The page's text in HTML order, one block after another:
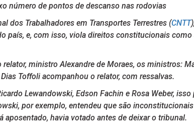
número de pontos de descanso nas rodovias
dos Trabalhadores em Transportes Terrestres (CNTT
país, e, com isso, viola direitos constitucionais
ministro Alexandre de Moraes, os ministros:
Toffoli acompanhou o relator, com ressalvas.
Lewandowski, Edson Fachin e Rosa Weber,
por exemplo, entendeu que são
aposentado, havia votado antes de deixar o tribunal.